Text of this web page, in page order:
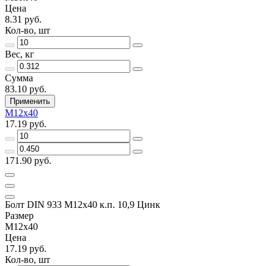
Цена
8.31 руб.
Кол-во, шт
Вес, кг
Сумма
83.10 руб.
Применить
М12х40
17.19 руб.
171.90 руб.
Болт DIN 933 М12х40 к.п. 10,9 Цинк
Размер
М12х40
Цена
17.19 руб.
Кол-во, шт